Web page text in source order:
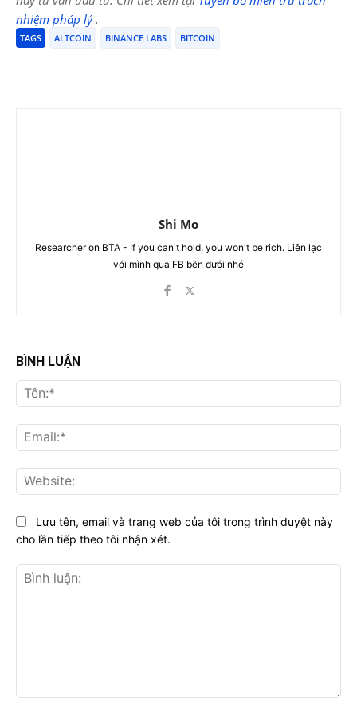
nhiệm pháp lý.
TAGS ALTCOIN BINANCE LABS BITCOIN
Shi Mo
Researcher on BTA - If you can't hold, you won't be rich. Liên lạc
với mình qua FB bên dưới nhé
BÌNH LUẬN
Lưu tên, email và trang web của tôi trong trình duyệt này
cho lần tiếp theo tôi nhận xét.